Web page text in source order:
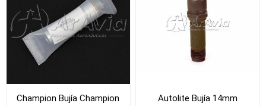
Champion Bujía Champion Autolite Bujía 14mm